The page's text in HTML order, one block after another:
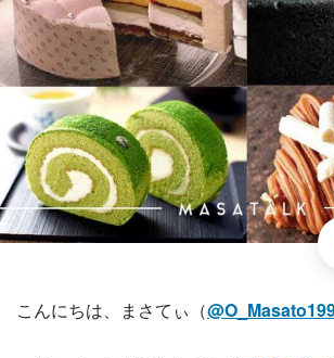
こんにちは、まさてぃ（